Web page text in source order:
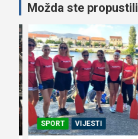
Možda ste propustili
SPORT VIJESTI